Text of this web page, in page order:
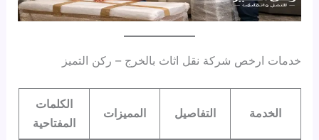
خدمات ارخص شركة نقل اثاث بالخرج – ركن التميز
الخدمة التفاصيل المميزات
الكلمات
المفتاحية